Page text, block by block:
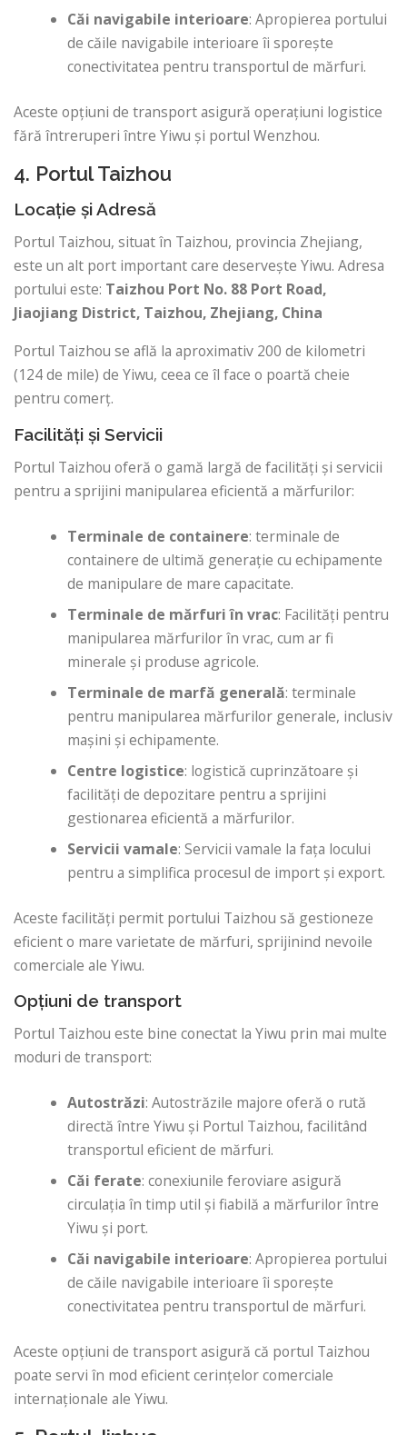
Căi navigabile interioare: Apropierea portului
de căile navigabile interioare îi sporește
conectivitatea pentru transportul de mărfuri.
Aceste opțiuni de transport asigură operațiuni logistice
fără întreruperi între Yiwu și portul Wenzhou.
4. Portul Taizhou
Locație și Adresă
Portul Taizhou, situat în Taizhou, provincia Zhejiang,
este un alt port important care deservește Yiwu. Adresa
portului este: Taizhou Port No. 88 Port Road,
Jiaojiang District, Taizhou, Zhejiang, China
Portul Taizhou se află la aproximativ 200 de kilometri
(124 de mile) de Yiwu, ceea ce îl face o poartă cheie
pentru comerț.
Facilități și Servicii
Portul Taizhou oferă o gamă largă de facilități și servicii
pentru a sprijini manipularea eficientă a mărfurilor:
Terminale de containere: terminale de
containere de ultimă generație cu echipamente
de manipulare de mare capacitate.
Terminale de mărfuri în vrac: Facilități pentru
manipularea mărfurilor în vrac, cum ar fi
minerale și produse agricole.
Terminale de marfă generală: terminale
pentru manipularea mărfurilor generale, inclusiv
mașini și echipamente.
Centre logistice: logistică cuprinzătoare și
facilități de depozitare pentru a sprijini
gestionarea eficientă a mărfurilor.
Servicii vamale: Servicii vamale la fața locului
pentru a simplifica procesul de import și export.
Aceste facilități permit portului Taizhou să gestioneze
eficient o mare varietate de mărfuri, sprijinind nevoile
comerciale ale Yiwu.
Opțiuni de transport
Portul Taizhou este bine conectat la Yiwu prin mai multe
moduri de transport:
Autostrăzi: Autostrăzile majore oferă o rută
directă între Yiwu și Portul Taizhou, facilitând
transportul eficient de mărfuri.
Căi ferate: conexiunile feroviare asigură
circulația în timp util și fiabilă a mărfurilor între
Yiwu și port.
Căi navigabile interioare: Apropierea portului
de căile navigabile interioare îi sporește
conectivitatea pentru transportul de mărfuri.
Aceste opțiuni de transport asigură că portul Taizhou
poate servi în mod eficient cerințelor comerciale
internaționale ale Yiwu.